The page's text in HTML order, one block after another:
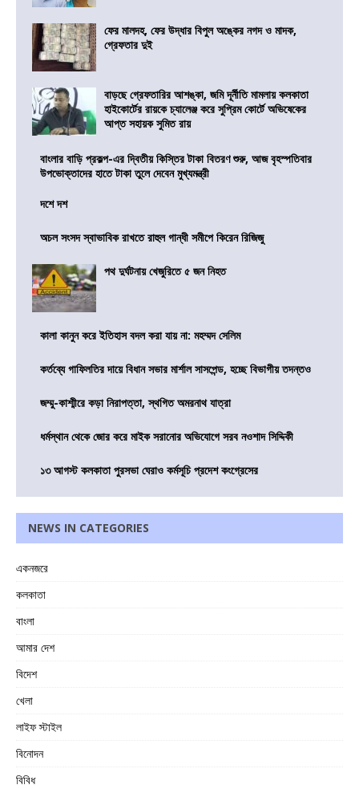
ফের মালদহ, ফের উদ্ধার বিপুল অঙ্কের নগদ ও মাদক,
গ্রেফতার দুই
বাড়ছে গ্রেফতারির আশঙ্কা, জমি দূর্নীতি মামলায় কলকাতা
হাইকোর্টের রায়কে চ্যালেঞ্জ করে সুপ্রিম কোর্টে অভিষেকের
আপ্ত সহায়ক সুমিত রায়
বাংলার বাড়ি প্রকল্প-এর দ্বিতীয় কিস্তির টাকা বিতরণ শুরু, আজ বৃহস্পতিবার
উপভোক্তাদের হাতে টাকা তুলে দেবেন মুখ্যমন্ত্রী
দশে দশ
অচল সংসদ স্বাভাবিক রাখতে রাহুল গান্ধী সমীপে কিরেন রিজিজু
পথ দুর্ঘটনায় খেজুরিতে ৫ জন নিহত
কালা কানুন করে ইতিহাস বদল করা যায় না: মহম্মদ সেলিম
কর্তব্যে গাফিলতির দায়ে বিধান সভার মার্শাল সাসপেন্ড, হচ্ছে বিভাগীয় তদন্তও
জম্মু-কাশ্মীরে কড়া নিরাপত্তা, স্থগিত অমরনাথ যাত্রা
ধর্মস্থান থেকে জোর করে মাইক সরানোর অভিযোগে সরব নওশাদ সিদ্দিকী
১৩ আগস্ট কলকাতা পুরসভা ঘেরাও কর্মসূচি প্রদেশ কংগ্রেসের
NEWS IN CATEGORIES
একনজরে
কলকাতা
বাংলা
আমার দেশ
বিদেশ
খেলা
লাইফ স্টাইল
বিনোদন
বিবিধ